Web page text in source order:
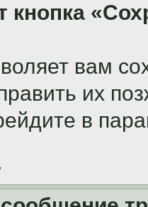
кнопка
вам
их
в